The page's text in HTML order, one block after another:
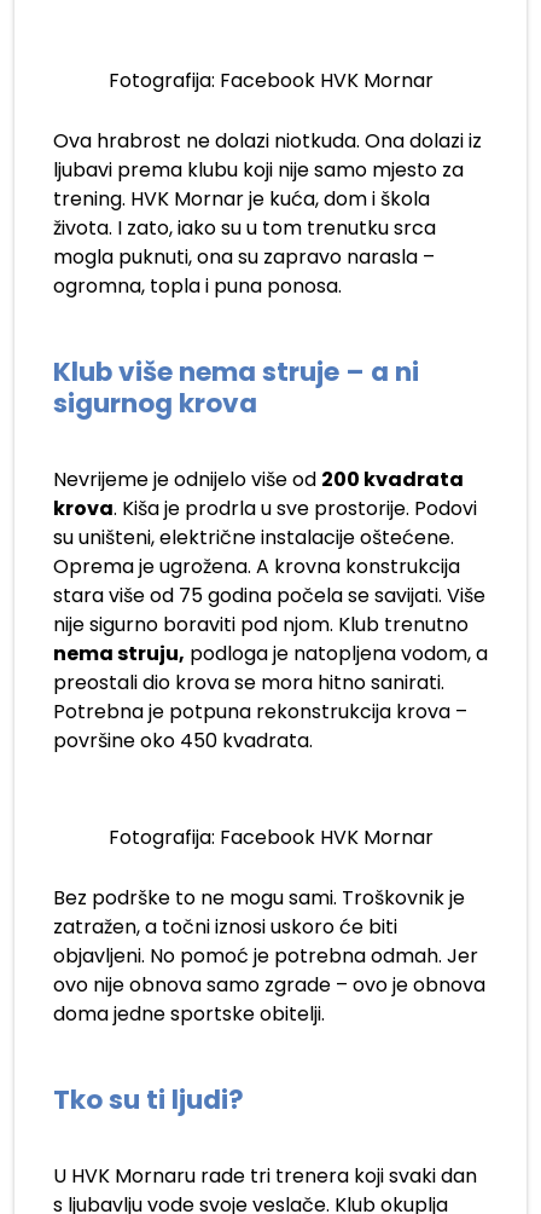
Fotografija: Facebook HVK Mornar
Ova hrabrost ne dolazi niotkuda. Ona dolazi iz
ljubavi prema klubu koji nije samo mjesto za
trening. HVK Mornar je kuća, dom i škola
života. I zato, iako su u tom trenutku srca
mogla puknuti, ona su zapravo narasla –
ogromna, topla i puna ponosa.
Klub više nema struje – a ni
sigurnog krova
Nevrijeme je odnijelo više od 200 kvadrata
krova. Kiša je prodrla u sve prostorije. Podovi
su uništeni, električne instalacije oštećene.
Oprema je ugrožena. A krovna konstrukcija
stara više od 75 godina počela se savijati. Više
nije sigurno boraviti pod njom. Klub trenutno
nema struju, podloga je natopljena vodom, a
preostali dio krova se mora hitno sanirati.
Potrebna je potpuna rekonstrukcija krova –
površine oko 450 kvadrata.
Fotografija: Facebook HVK Mornar
Bez podrške to ne mogu sami. Troškovnik je
zatražen, a točni iznosi uskoro će biti
objavljeni. No pomoć je potrebna odmah. Jer
ovo nije obnova samo zgrade – ovo je obnova
doma jedne sportske obitelji.
Tko su ti ljudi?
U HVK Mornaru rade tri trenera koji svaki dan
s ljubavlju vode svoje veslače. Klub okuplja